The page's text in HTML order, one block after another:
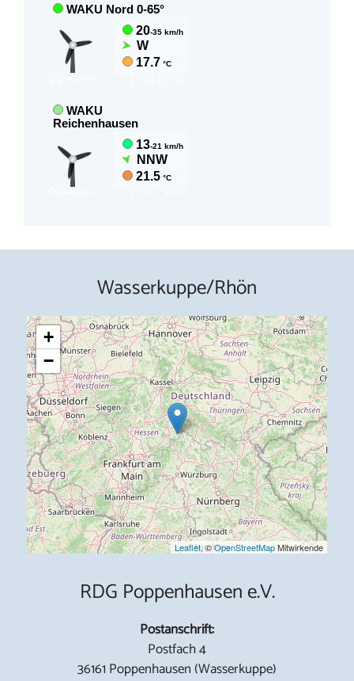
Wasserkuppe/Rhön
+
−
Leaflet, ©OpenStreetMapMitwirkende
RDG Poppenhausen e.V.
Postanschrift:
Postfach 4
36161 Poppenhausen (Wasserkuppe)